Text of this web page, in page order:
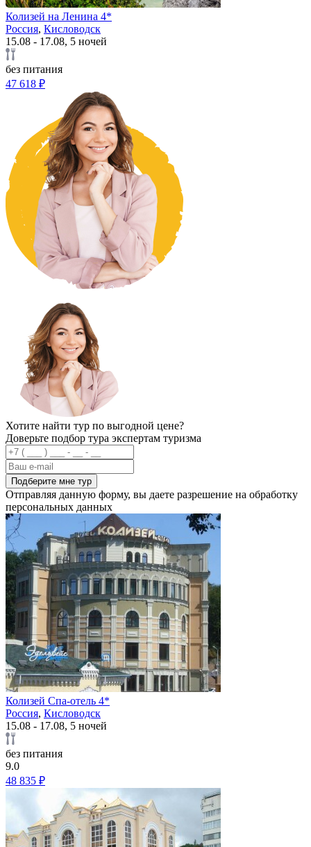
Колизей на Ленина 4*
Россия, Кисловодск
15.08 - 17.08, 5 ночей
без питания
47 618 ₽
Хотите найти тур по выгодной цене?
Доверьте подбор тура экспертам туризма
Подберите мне тур
Отправляя данную форму, вы даете разрешение на обработку
персональных данных
Колизей Спа-отель 4*
Россия, Кисловодск
15.08 - 17.08, 5 ночей
без питания
9.0
48 835 ₽